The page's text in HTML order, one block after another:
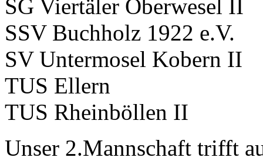
SG Viertäler Oberwesel II
SSV Buchholz 1922 e.V.
SV Untermosel Kobern II
TUS Ellern
TUS Rheinböllen II
Unser 2.Mannschaft trifft